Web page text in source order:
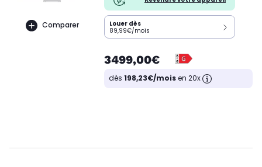
Comparer
Louer dès
89,99€/mois
3499,00€
dès 198,23€/moisen 20x